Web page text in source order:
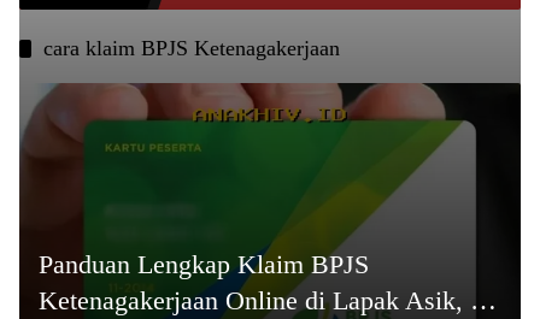
cara klaim BPJS Ketenagakerjaan
Panduan Lengkap Klaim BPJS
Ketenagakerjaan Online di Lapak Asik, Ini